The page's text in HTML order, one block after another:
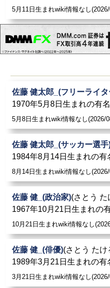
5月11日生まれwiki情報なし
佐藤 健太郎_(フリーライタ
1970年5月8日生まれの有
5月8日生まれwiki情報なし(2026/
佐藤 健太郎_(サッカー選手
1984年8月14日生まれの有
8月14日生まれwiki情報なし
佐藤 健_(政治家)(さとう た
1967年10月21日生まれの
10月21日生まれwiki情報なし
佐藤 健_(俳優)(さとう たけ
1989年3月21日生まれの有
3月21日生まれwiki情報なし